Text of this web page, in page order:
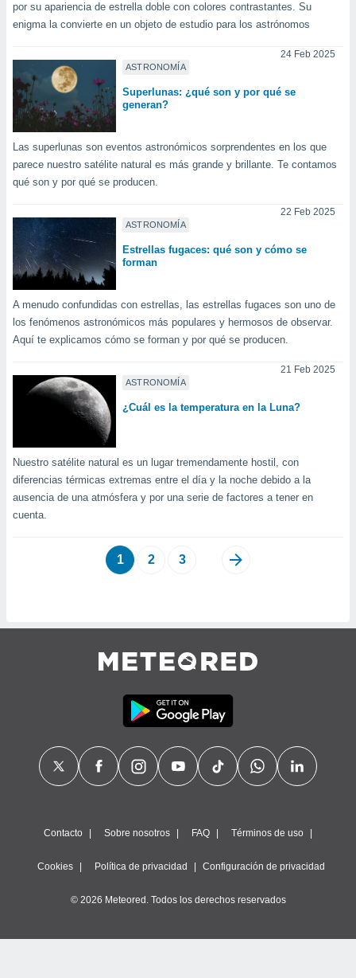
por su apariencia de estrella doble con colores contrastantes. Su
enigma la convierte en un objeto de estudio para los astrónomos
ASTRONOMÍA
24 Feb 2025
Superlunas: ¿qué son y por qué se
generan?
Las superlunas son eventos astronómicos sorprendentes en los que
parece nuestro satélite natural es más grande y brillante. Te contamos
qué son y por qué se producen.
ASTRONOMÍA
22 Feb 2025
Estrellas fugaces: qué son y cómo se
forman
A menudo confundidas con estrellas, las estrellas fugaces son uno de
los fenómenos astronómicos más populares y hermosos de observar.
Aquí te explicamos cómo se forman y por qué se producen.
ASTRONOMÍA
21 Feb 2025
¿Cuál es la temperatura en la Luna?
Nuestro satélite natural es un lugar tremendamente hostil, con
diferencias térmicas extremas entre el día y la noche debido a la
ausencia de una atmósfera y por una serie de factores a tener en
cuenta.
1 2 3
Contacto Sobre nosotros FAQ Términos de uso
Cookies Política de privacidad Configuración de privacidad
© 2026 Meteored. Todos los derechos reservados